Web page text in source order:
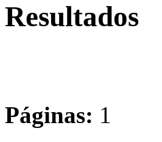
Resultados
Páginas: 1